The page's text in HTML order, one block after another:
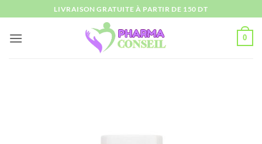
au
contenu
LIVRAISON GRATUITE À PARTIR DE 150 DT
0